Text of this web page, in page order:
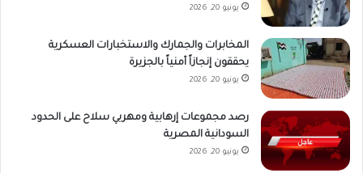
يونيو 20, 2026
المخابرات والجمارك والاستخبارات العسكرية
يحققون إنجازاً أمنياً بالجزيرة
يونيو 20, 2026
رصد مجموعات إرهابية ومهربي سلاح على الحدود
السودانية المصرية
يونيو 20, 2026